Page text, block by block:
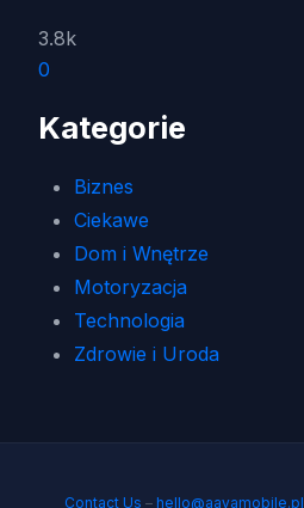
3.8k
0
Kategorie
Biznes
Ciekawe
Dom i Wnętrze
Motoryzacja
Technologia
Zdrowie i Uroda
Contact Us – hello@aavamobile.pl